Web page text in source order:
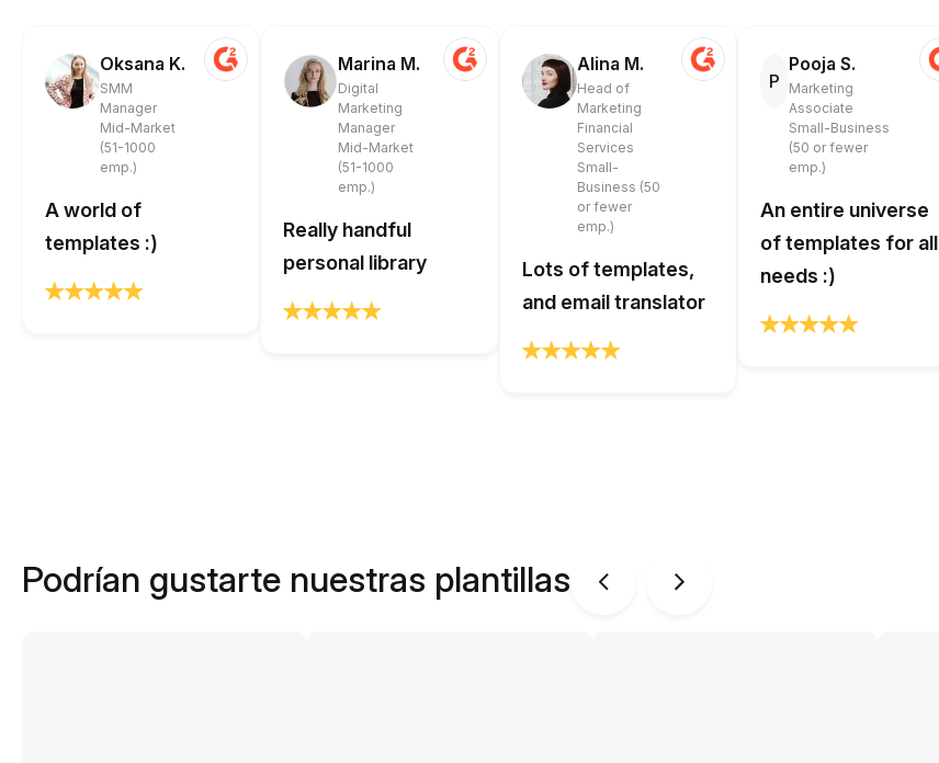
Oksana K.
SMM
Manager
Mid-Market
(51-1000
emp.)
A world of
templates :)
Marina M.
Digital
Marketing
Manager
Mid-Market
(51-1000
emp.)
Really handful
personal library
Alina M.
Head of
Marketing
Financial
Services
Small-
Business (50
or fewer
emp.)
Lots of templates,
and email translator
P
Pooja S.
Marketing
Associate
Small-Business
(50 or fewer
emp.)
An entire universe
of templates for all
needs :)
Podrían gustarte nuestras plantillas